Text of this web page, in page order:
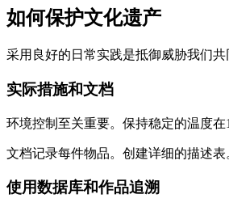
如何保护文化遗产
采用良好的日常实践是抵御威胁我们
实际措施和文档
环境控制至关重要。保持稳定的温度在
文档记录每件物品。创建详细的描述表
使用数据库和作品追溯